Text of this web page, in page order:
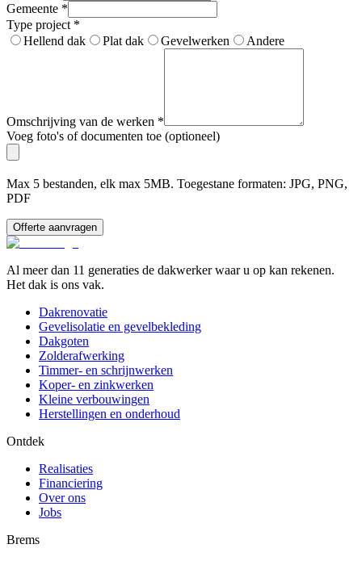
Gemeente *
Type project *
Hellend dak
Plat dak Gevelwerken Andere
Omschrijving van de werken *
Voeg foto's of documenten toe (optioneel)
Max 5 bestanden, elk max 5MB. Toegestane formaten: JPG, PNG,
PDF
Offerte aanvragen
Al meer dan 11 generaties de dakwerker waar u op kan rekenen.
Het dak is ons vak.
Dakrenovatie
Gevelisolatie en gevelbekleding
Dakgoten
Zolderafwerking
Timmer- en schrijnwerken
Koper- en zinkwerken
Kleine verbouwingen
Herstellingen en onderhoud
Ontdek
Realisaties
Financiering
Over ons
Jobs
Brems